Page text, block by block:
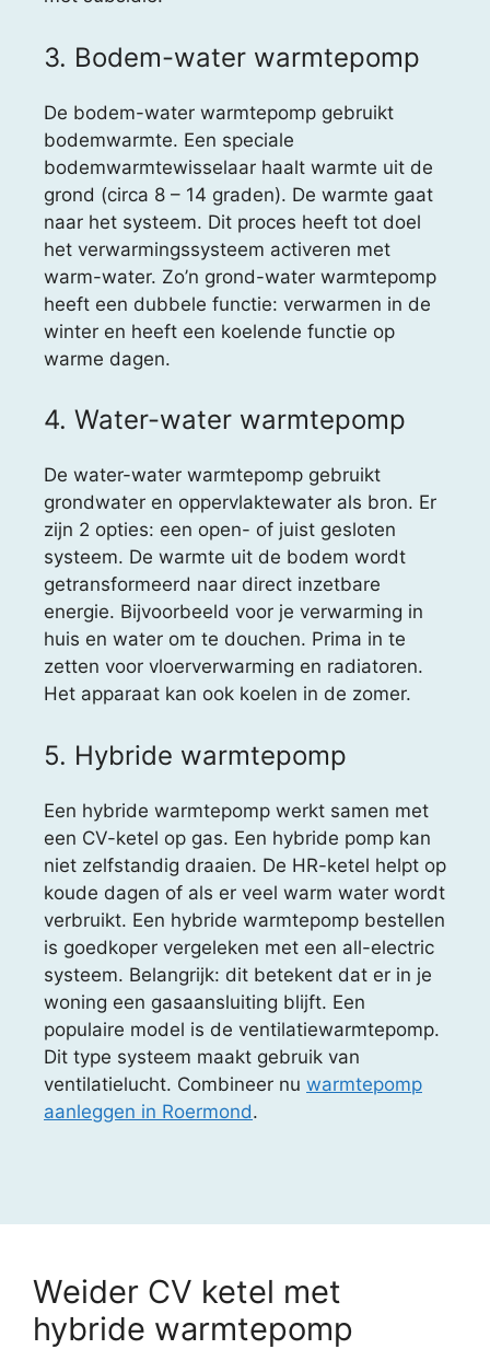
3. Bodem-water warmtepomp
De bodem-water warmtepomp gebruikt
bodemwarmte. Een speciale
bodemwarmtewisselaar haalt warmte uit de
grond (circa 8 – 14 graden). De warmte gaat
naar het systeem. Dit proces heeft tot doel
het verwarmingssysteem activeren met
warm-water. Zo’n grond-water warmtepomp
heeft een dubbele functie: verwarmen in de
winter en heeft een koelende functie op
warme dagen.
4. Water-water warmtepomp
De water-water warmtepomp gebruikt
grondwater en oppervlaktewater als bron. Er
zijn 2 opties: een open- of juist gesloten
systeem. De warmte uit de bodem wordt
getransformeerd naar direct inzetbare
energie. Bijvoorbeeld voor je verwarming in
huis en water om te douchen. Prima in te
zetten voor vloerverwarming en radiatoren.
Het apparaat kan ook koelen in de zomer.
5. Hybride warmtepomp
Een hybride warmtepomp werkt samen met
een CV-ketel op gas. Een hybride pomp kan
niet zelfstandig draaien. De HR-ketel helpt op
koude dagen of als er veel warm water wordt
verbruikt. Een hybride warmtepomp bestellen
is goedkoper vergeleken met een all-electric
systeem. Belangrijk: dit betekent dat er in je
woning een gasaansluiting blijft. Een
populaire model is de ventilatiewarmtepomp.
Dit type systeem maakt gebruik van
ventilatielucht. Combineer nu warmtepomp
aanleggen in Roermond.
Weider CV ketel met
hybride warmtepomp